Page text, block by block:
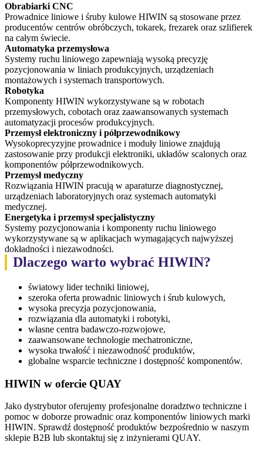
Obrabiarki CNC
Prowadnice liniowe i śruby kulowe HIWIN są stosowane przez
producentów centrów obróbczych, tokarek, frezarek oraz szlifierek
na całym świecie.
Automatyka przemysłowa
Systemy ruchu liniowego zapewniają wysoką precyzję
pozycjonowania w liniach produkcyjnych, urządzeniach
montażowych i systemach transportowych.
Robotyka
Komponenty HIWIN wykorzystywane są w robotach
przemysłowych, cobotach oraz zaawansowanych systemach
automatyzacji procesów produkcyjnych.
Przemysł elektroniczny i półprzewodnikowy
Wysokoprecyzyjne prowadnice i moduły liniowe znajdują
zastosowanie przy produkcji elektroniki, układów scalonych oraz
komponentów półprzewodnikowych.
Przemysł medyczny
Rozwiązania HIWIN pracują w aparaturze diagnostycznej,
urządzeniach laboratoryjnych oraz systemach automatyki
medycznej.
Energetyka i przemysł specjalistyczny
Systemy pozycjonowania i komponenty ruchu liniowego
wykorzystywane są w aplikacjach wymagających najwyższej
dokładności i niezawodności.
Dlaczego warto wybrać HIWIN?
światowy lider techniki liniowej,
szeroka oferta prowadnic liniowych i śrub kulowych,
wysoka precyzja pozycjonowania,
rozwiązania dla automatyki i robotyki,
własne centra badawczo-rozwojowe,
zaawansowane technologie mechatroniczne,
wysoka trwałość i niezawodność produktów,
globalne wsparcie techniczne i dostępność komponentów.
HIWIN w ofercie QUAY
Jako dystrybutor oferujemy profesjonalne doradztwo techniczne i
pomoc w doborze prowadnic oraz komponentów liniowych marki
HIWIN. Sprawdź dostępność produktów bezpośrednio w naszym
sklepie B2B lub skontaktuj się z inżynierami QUAY.